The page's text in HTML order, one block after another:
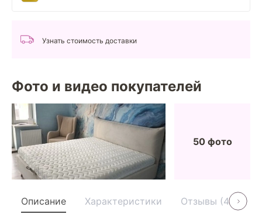
Узнать стоимость доставки
Фото и видео покупателей
50 фото
Описание Характеристики Отзывы (40)